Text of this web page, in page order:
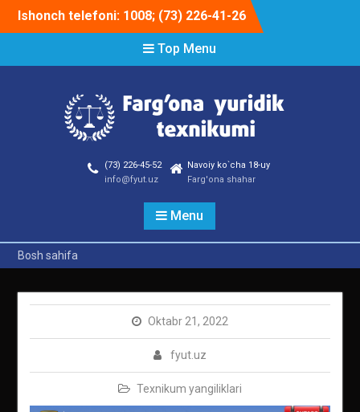
Ishonch telefoni: 1008; (73) 226-41-26
Top Menu
(73) 226-45-52
info@fyut.uz
Navoiy ko`cha 18-uy
Farg'ona shahar
Menu
Bosh sahifa
Oktabr 21, 2022
fyut.uz
Texnikum yangiliklari